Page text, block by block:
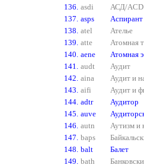
136. asdi
АСД/ACD.
137. asps
Аспирант
138. atel
Ателье
139. atte
Атомная
140. aene
Атомная
141. audt
Аудит
142. aina
Аудит и
143. aifi
Аудит и
144. adtr
Аудитор
145. auve
146. autn
Аутизм и
147. baps
148. balt
Балет
149. bath